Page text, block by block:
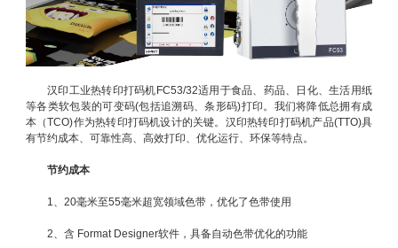
汉印工业热转印打码机FC53/32适用于食品、药品、日化、生活用纸
等各类软包装的可变码(包括追溯码、条形码)打印。我们将降低总拥有成
本（TCO)作为热转印打码机设计的关键。汉印热转印打码机产品(TTO)具
有节约成本、可靠性高、高效打印、优化运行、环保等特点。
节约成本
1、20毫米至55毫米超宽领域色带，优化了色带使用
2、含 Format Designer软件，具备自动色带优化的功能